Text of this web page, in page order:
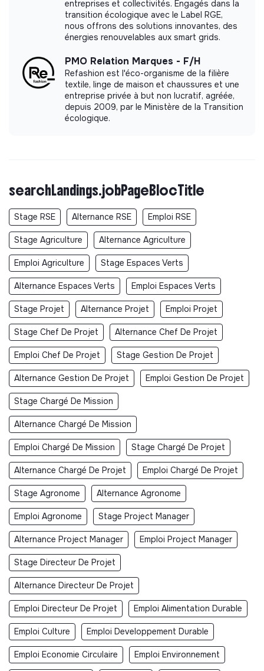
entreprises et collectivités. Engagés dans la
transition écologique avec le Label RGE,
nous offrons des solutions innovantes, des
énergies renouvelables aux smart grids.
PMO Relation Marques - F/H
Refashion est l'éco-organisme de la filière
textile, linge de maison et chaussures et une
entreprise privée à but non lucratif, agréée,
depuis 2009, par le Ministère de la Transition
écologique.
searchLandings.jobPageBlocTitle
Stage RSE Alternance RSE Emploi RSE
Stage Agriculture Alternance Agriculture
Emploi Agriculture Stage Espaces Verts
Alternance Espaces Verts Emploi Espaces Verts
Stage Projet Alternance Projet Emploi Projet
Stage Chef De Projet Alternance Chef De Projet
Emploi Chef De Projet Stage Gestion De Projet
Alternance Gestion De Projet Emploi Gestion De Projet
Stage Chargé De Mission
Alternance Chargé De Mission
Emploi Chargé De Mission Stage Chargé De Projet
Alternance Chargé De Projet Emploi Chargé De Projet
Stage Agronome Alternance Agronome
Emploi Agronome Stage Project Manager
Alternance Project Manager Emploi Project Manager
Stage Directeur De Projet
Alternance Directeur De Projet
Emploi Directeur De Projet Emploi Alimentation Durable
Emploi Culture Emploi Developpement Durable
Emploi Economie Circulaire Emploi Environnement